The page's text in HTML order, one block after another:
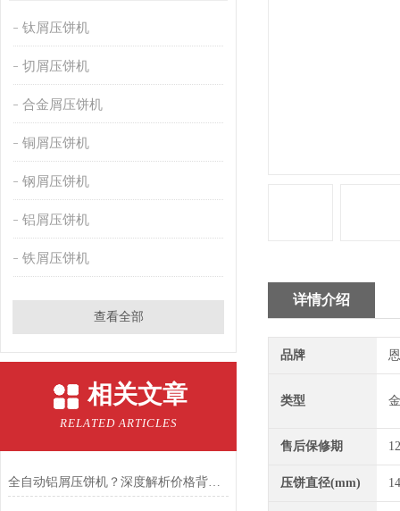
钛屑压饼机
切屑压饼机
合金屑压饼机
铜屑压饼机
钢屑压饼机
铝屑压饼机
铁屑压饼机
查看全部
相关文章
RELATED ARTICLES
全自动铝屑压饼机？深度解析价格背后的价值，为什么恩派特是“质价比”之选
详情介绍
品牌
类型
售后保修期
压饼直径(mm)